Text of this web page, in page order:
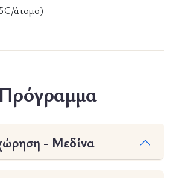
άτομο)
- Μεδίνα